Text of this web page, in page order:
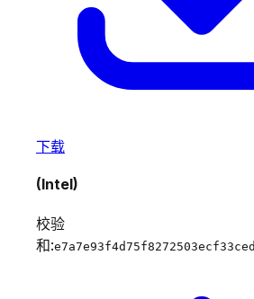
下载
(Intel)
校验
和: